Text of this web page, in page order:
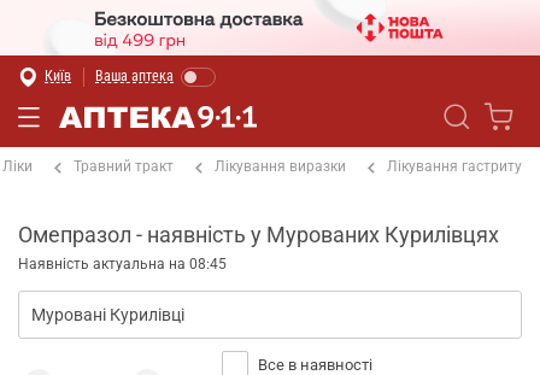
Київ Ваша аптека
Ліки Травний тракт Лікування виразки Лікування гастриту
Омепразол - наявність у Мурованих Курилівцях
Наявність актуальна на 08:45
Все в наявності